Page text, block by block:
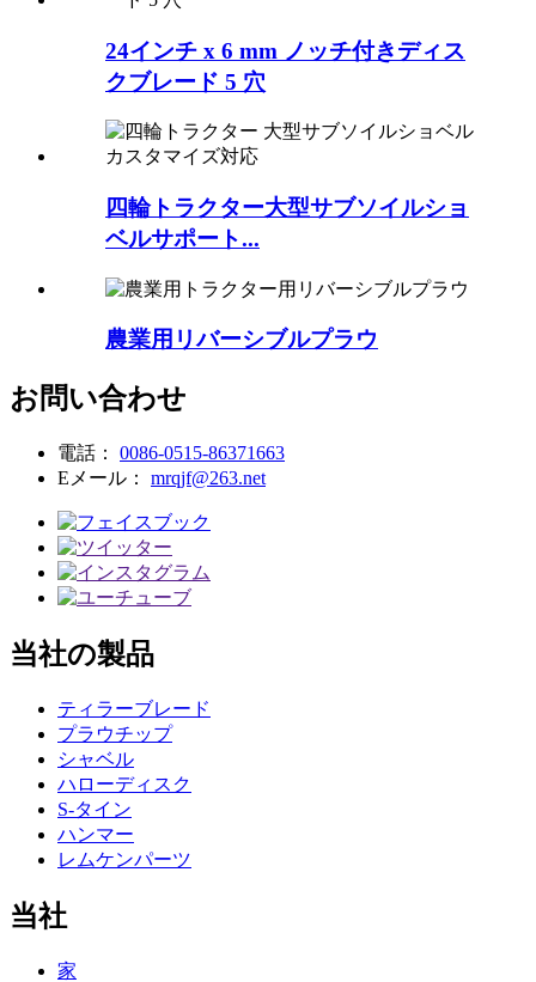
24インチ x 6 mm ノッチ付きディス
クブレード 5 穴
四輪トラクター大型サブソイルショ
ベルサポート...
農業用リバーシブルプラウ
お問い合わせ
電話：
0086-0515-86371663
Eメール：
mrqjf@263.net
当社の製品
ティラーブレード
プラウチップ
シャベル
ハローディスク
S-タイン
ハンマー
レムケンパーツ
当社
家